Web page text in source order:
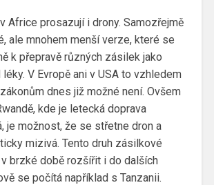
Africe prosazují i drony. Samozřejmě
ale mnohem menší verze, které se
k přepravě různých zásilek jako
V Evropě ani v USA to vzhledem
dnes již možné není. Ovšem
kde je letecká doprava
je možnost, že se střetne dron a
mizivá. Tento druh zásilkové
brzké době rozšířit i do dalších
se počítá například s Tanzanii.